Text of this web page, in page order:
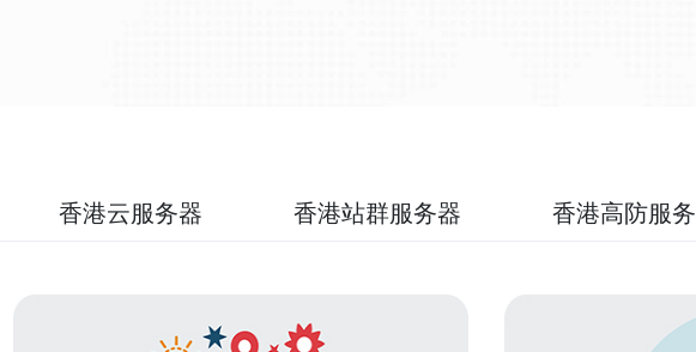
香港云服务器 香港站群服务器 香港高防服